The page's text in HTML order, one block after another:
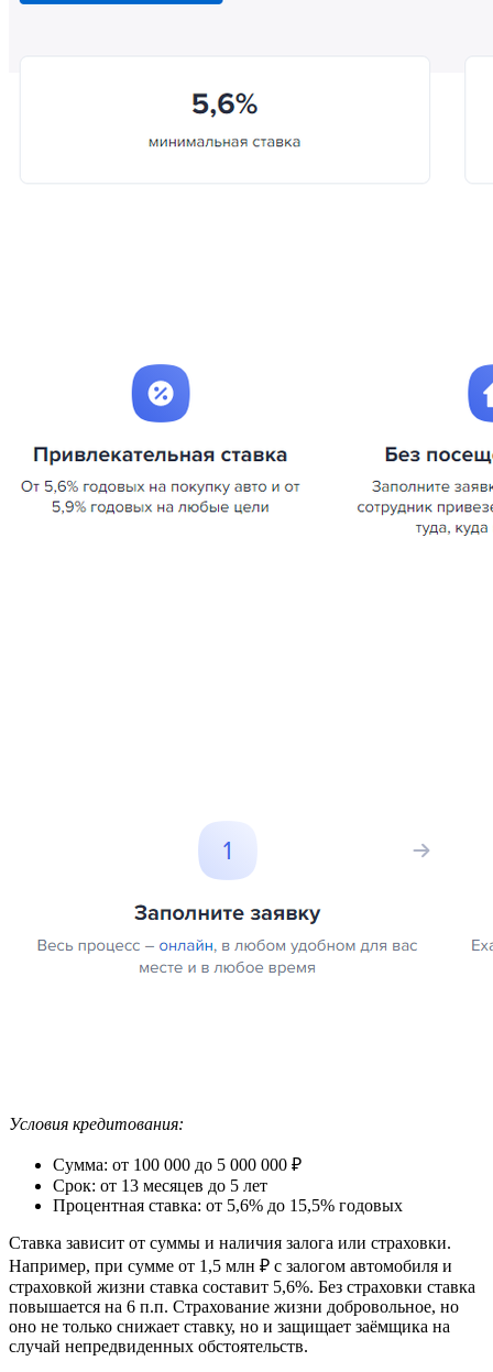
Условия кредитования:
Сумма: от 100 000 до 5 000 000 ₽
Срок: от 13 месяцев до 5 лет
Процентная ставка: от 5,6% до 15,5% годовых
Ставка зависит от суммы и наличия залога или страховки.
Например, при сумме от 1,5 млн ₽ с залогом автомобиля и
страховкой жизни ставка составит 5,6%. Без страховки ставка
повышается на 6 п.п. Страхование жизни добровольное, но
оно не только снижает ставку, но и защищает заёмщика на
случай непредвиденных обстоятельств.